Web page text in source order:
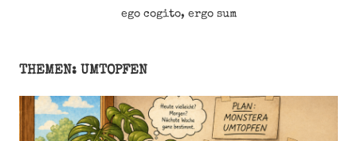
ego cogito, ergo sum
THEMEN: UMTOPFEN